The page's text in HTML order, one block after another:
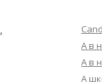
ТОРТУ,РЕЦЕПТ
РЕЦЕПТ МАСТИКИ ДЛЯ
,
А в
А в
А